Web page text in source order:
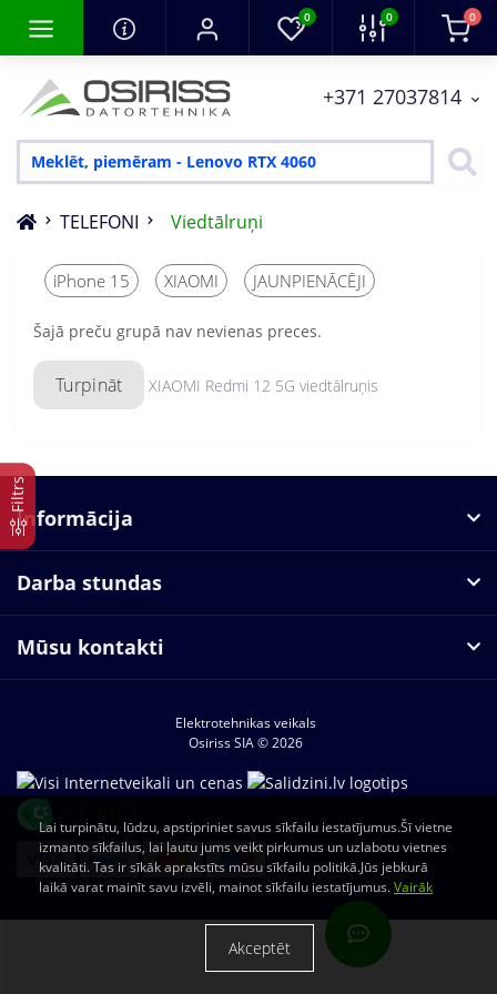
0 0 0
+371 27037814
TELEFONI Viedtālruņi
Filtrs
iPhone 15 XIAOMI JAUNPIENĀCĒJI
Šajā preču grupā nav nevienas preces.
Turpināt XIAOMI Redmi 12 5G viedtālruņis
Informācija
Darba stundas
Mūsu kontakti
Elektrotehnikas veikals
Osiriss SIA © 2026
Lai turpinātu, lūdzu, apstipriniet savus sīkfailu iestatījumus.Šī vietne
izmanto sīkfailus, lai ļautu jums veikt pirkumus un uzlabotu vietnes
kvalitāti. Tas ir sīkāk aprakstīts mūsu sīkfailu politikā.Jūs jebkurā
laikā varat mainīt savu izvēli, mainot sīkfailu iestatījumus.Vairāk
Akceptēt